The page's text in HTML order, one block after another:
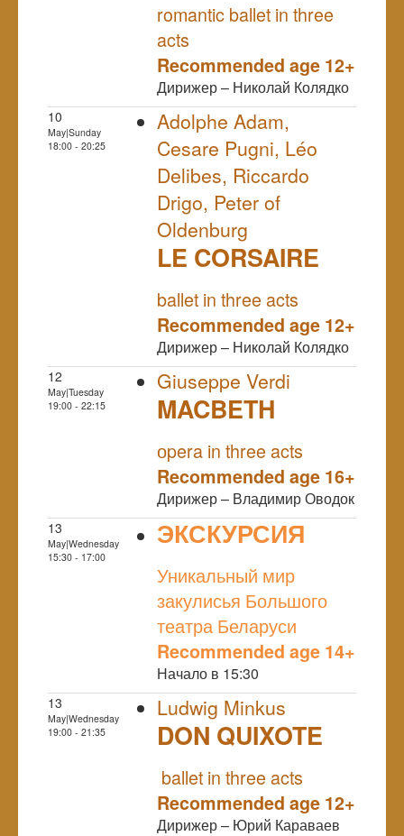
romantic ballet in three
acts
Recommended age 12+
Дирижер – Николай Колядко
10
May|Sunday
18:00 - 20:25
Adolphe Adam,
Cesare Pugni, Léo
Delibes, Riccardo
Drigo, Peter of
Oldenburg
LE CORSAIRE
ballet in three acts
Recommended age 12+
Дирижер – Николай Колядко
12
May|Tuesday
19:00 - 22:15
Giuseppe Verdi
MACBETH
оpera in three acts
Recommended age 16+
Дирижер – Владимир Оводок
13
May|Wednesday
15:30 - 17:00
ЭКСКУРСИЯ
Уникальный мир
закулисья Большого
театра Беларуси
Recommended age 14+
Начало в 15:30
13
May|Wednesday
19:00 - 21:35
Ludwig Minkus
DON QUIXOTE
ballet in three acts
Recommended age 12+
Дирижер – Юрий Караваев